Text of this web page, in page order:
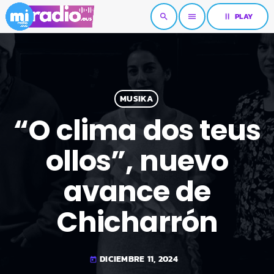
search menu pause PLAY
MUSIKA
“O clima dos teus
ollos”, nuevo
avance de
Chicharrón
today DICIEMBRE 11, 2024